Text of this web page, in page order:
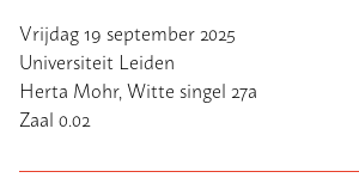
Vrijdag 19 september 2025
Universiteit Leiden
Herta Mohr, Witte singel 27a
Zaal 0.02